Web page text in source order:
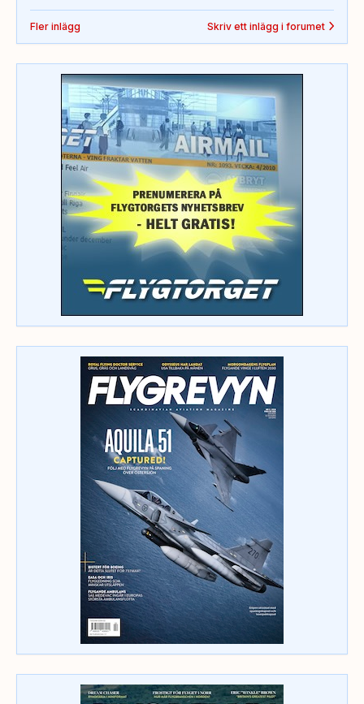
Fler inlägg Skriv ett inlägg i forumet